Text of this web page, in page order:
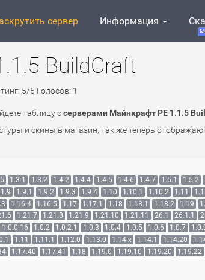
сервер Информация
BuildCraft
5/5 Голосов: 1
таблицу ссерверами Майнкрафт PE 1.1.5
и скины в магазин, так же теперь
1.3.1 1.3.2 1.4.2 1.4.4 1.4.5 1.4.6 1.4.7 1.5.1 1.5.2
1.9 1.9.1 1.9.2 1.9.3 1.9.4 1.10 1.10.1 1.10.2 1.11
1.16.4 1.16.5 1.17 1.17.1 1.18 1.18.1 1.18.2 1.19
1.21.7 1.21.8 1.21.9 1.21.10 1.21.11 26.1 26.1.1
1.0.0.16 1.0.2 1.0.2.1 1.0.3 1.0.4 1.0.5 1.0.6 1.0.7
1.11 1.11.1 1.12.0 1.13.0 1.14.x 1.14.1 1.14.20
1.17.40 1.17.41 1.18 1.19.0 1.19.10 1.19.20 1.19.22